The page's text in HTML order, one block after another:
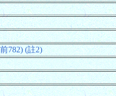
782) (註2)